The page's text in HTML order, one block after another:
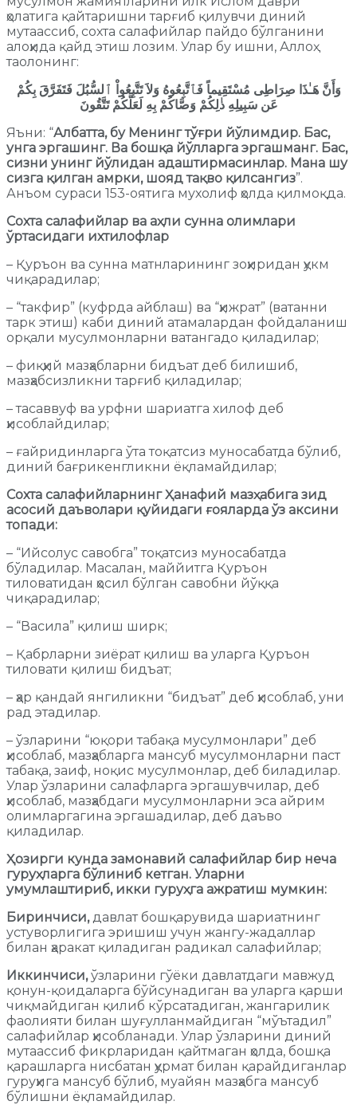
ҳолатига қайтаришни тарғиб қилувчи диний
мутаассиб, сохта салафийлар пайдо бўлганини
алоҳида қайд этиш лозим. Улар бу ишни, Аллоҳ
таолонинг:
وَأَنَّ هَـٰذَا صِرَاطِى مُسْتَقِيماً فَٱتَّبِعُوهُ وَلاَ تَتَّبِعُواْ ٱلسُّبُلَ فَتَفَرَّقَ بِكُمْ
عَن سَبِيلِهِ ذٰلِكُمْ وَصَّاكُمْ بِهِ لَعَلَّكُمْ تَتَّقُونَ
Яъни: “Албатта, бу Менинг тўғри йўлимдир. Бас,
унга эргашинг. Ва бошқа йўлларга эргашманг. Бас,
сизни унинг йўлидан адаштирмасинлар. Мана шу
сизга қилган амрки, шояд тақво қилсангиз”.
Анъом сураси 153-оятига мухолиф ҳолда қилмоқда.
Сохта салафийлар ва аҳли сунна олимлари
ўртасидаги ихтилофлар
– Қуръон ва сунна матнларининг зоҳиридан ҳукм
чиқарадилар;
– “такфир” (куфрда айблаш) ва “ҳижрат” (ватанни
тарк этиш) каби диний атамалардан фойдаланиш
орқали мусулмонларни ватангадо қиладилар;
– фиқҳий мазҳабларни бидъат деб билишиб,
мазҳабсизликни тарғиб қиладилар;
– тасаввуф ва урфни шариатга хилоф деб
ҳисоблайдилар;
– ғайридинларга ўта тоқатсиз муносабатда бўлиб,
диний бағрикенгликни ёқламайдилар;
Сохта салафийларнинг Ҳанафий мазҳабига зид
асосий даъволари қуйидаги ғояларда ўз аксини
топади:
– “Ийсолус савобга” тоқатсиз муносабатда
бўладилар. Масалан, маййитга Қуръон
тиловатидан ҳосил бўлган савобни йўққа
чиқарадилар;
– “Васила” қилиш ширк;
– Қабрларни зиёрат қилиш ва уларга Қуръон
тиловати қилиш бидъат;
– ҳар қандай янгиликни “бидъат” деб ҳисоблаб, уни
рад этадилар.
– ўзларини “юқори табақа мусулмонлари” деб
ҳисоблаб, мазҳабларга мансуб мусулмонларни паст
табақа, заиф, ноқис мусулмонлар, деб биладилар.
Улар ўзларини салафларга эргашувчилар, деб
ҳисоблаб, мазҳабдаги мусулмонларни эса айрим
олимларгагина эргашадилар, деб даъво
қиладилар.
Ҳозирги кунда замонавий салафийлар бир неча
гуруҳларга бўлиниб кетган. Уларни
умумлаштириб, икки гуруҳга ажратиш мумкин:
Биринчиси,давлат бошқарувида шариатнинг
устуворлигига эришиш учун жангу-жадаллар
билан ҳаракат қиладиган радикал салафийлар;
Иккинчиси,ўзларини гўёки давлатдаги мавжуд
қонун-қоидаларга бўйсунадиган ва уларга қарши
чиқмайдиган қилиб кўрсатадиган, жангарилик
фаолияти билан шуғулланмайдиган “мўътадил”
салафийлар ҳисобланади. Улар ўзларини диний
мутаассиб фикрларидан қайтмаган ҳолда, бошқа
қарашларга нисбатан ҳурмат билан қарайдиганлар
гуруҳига мансуб бўлиб, муайян мазҳабга мансуб
бўлишни ёқламайдилар.